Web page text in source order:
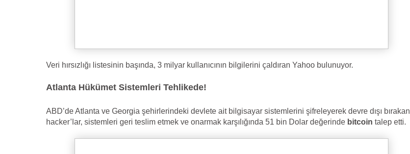
Veri hırsızlığı listesinin başında, 3 milyar kullanıcının bilgilerini çaldıran Yahoo bulunuyor.
Atlanta Hükümet Sistemleri Tehlikede!
ABD’de Atlanta ve Georgia şehirlerindeki devlete ait bilgisayar sistemlerini şifreleyerek devre dışı bırakan
hacker’lar, sistemleri geri teslim etmek ve onarmak karşılığında 51 bin Dolar değerinde bitcoin talep etti.